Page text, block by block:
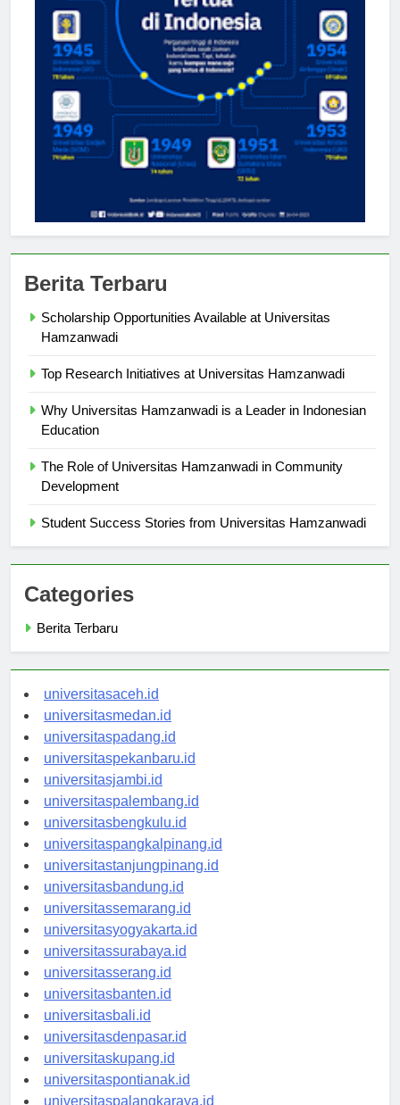
Scholarship Opportunities Available at Universitas
Why Universitas Hamzanwadi is a Leader in Indonesian
The Role of Universitas Hamzanwadi in Community
Categories
universitasaceh.id
universitasmedan.id
universitaspadang.id
universitaspekanbaru.id
universitasjambi.id
universitaspalembang.id
universitasbengkulu.id
universitaspangkalpinang.id
universitastanjungpinang.id
universitasbandung.id
universitassemarang.id
universitasyogyakarta.id
universitassurabaya.id
universitasserang.id
universitasbanten.id
universitasbali.id
universitasdenpasar.id
universitaskupang.id
universitaspontianak.id